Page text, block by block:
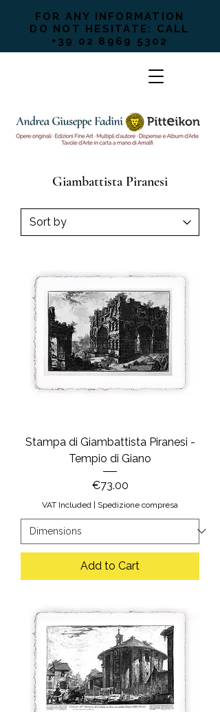
FOR ANY INFORMATION
DO NOT HESITATE: CALL
+39 02 8969 5302
Giambattista Piranesi
Stampa di Giambattista Piranesi -
Tempio di Giano
Price
€73.00
VAT Included | Spedizione compresa
Add to Cart